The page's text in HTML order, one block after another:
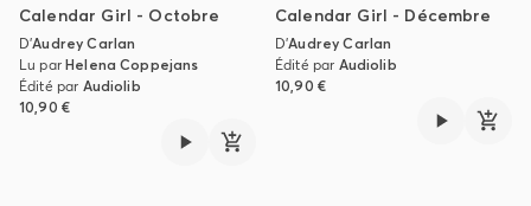
Calendar Girl - Octobre
D'Audrey Carlan
Lu parHelena Coppejans
Édité par Audiolib
10,90 €
Calendar Girl - Décembre
D'Audrey Carlan
Édité par Audiolib
10,90 €